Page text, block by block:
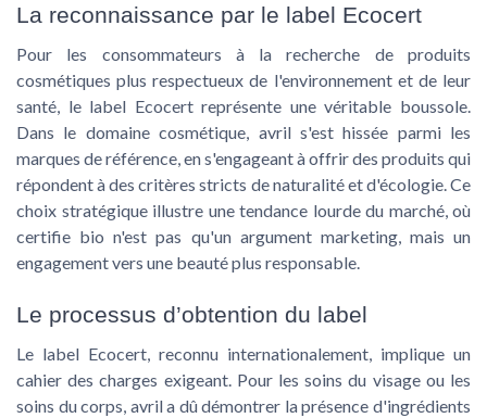
La reconnaissance par le label Ecocert
Pour les consommateurs à la recherche de produits
cosmétiques plus respectueux de l'environnement et de leur
santé, le label Ecocertreprésente une véritable boussole.
Dans le domaine cosmétique, avril s'est hissée parmi les
marques de référence, en s'engageant à offrir des produits qui
répondent à des critères stricts de naturalité et d'écologie. Ce
choix stratégique illustre une tendance lourde du marché, où
certifie bio n'est pas qu'un argument marketing, mais un
engagement vers une beauté plus responsable.
Le processus d’obtention du label
Le label Ecocert, reconnu internationalement, implique un
cahier des charges exigeant. Pour lessoins du visageou les
soins du corps, avril a dû démontrer la présence d'ingrédients